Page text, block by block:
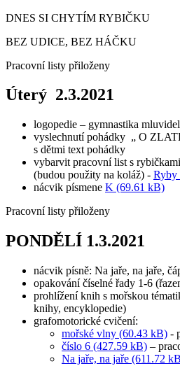
DNES SI CHYTÍM RYBIČKU
BEZ UDICE, BEZ HÁČKU
Pracovní listy přiloženy
Úterý 2.3.2021
logopedie – gymnastika
vyslechnutí pohádky „ O
s dětmi text pohádky
vybarvit pracovní list s
(budou použity na koláž) - Ryby
nácvik písmene K (69.61 kB)
Pracovní listy přiloženy
PONDĚLÍ 1.3.2021
nácvik písně: Na jaře, na jaře,
opakování číselné řady 1-6
prohlížení knih s mořskou
knihy, encyklopedie)
grafomotorické cvičení:
mořské vlny (60.43 kB) -
číslo 6 (427.59 kB) –
Na jaře, na jaře (611.72